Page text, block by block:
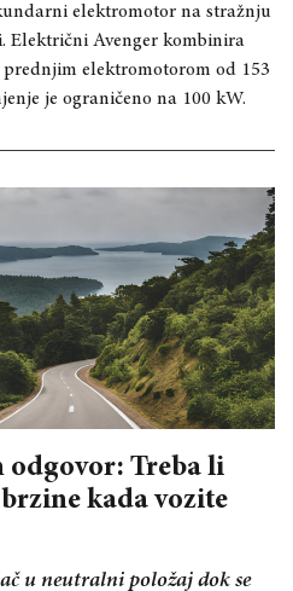
elektromotor na stražnju
Električni Avenger kombinira
elektromotorom od 153
je ograničeno na 100 kW.
odgovor: Treba li
kada vozite
u neutralni položaj dok se